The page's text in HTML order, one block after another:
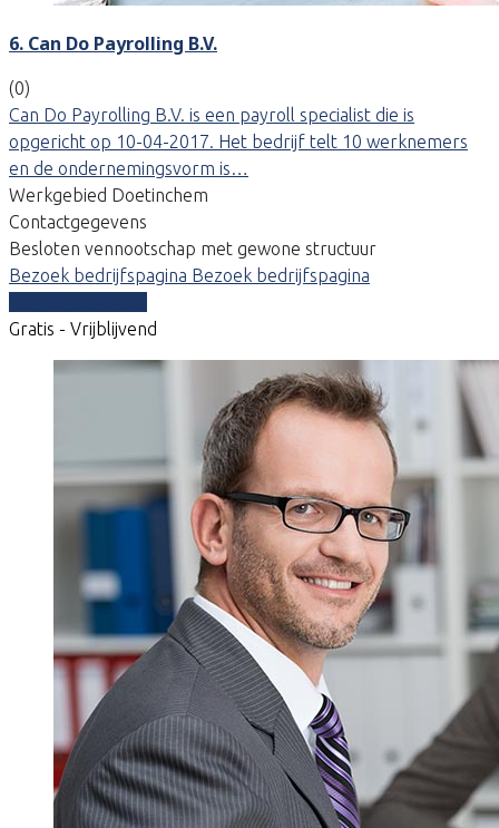
6. Can Do Payrolling B.V.
(0)
Can Do Payrolling B.V. is een payroll specialist die is
opgericht op 10-04-2017. Het bedrijf telt 10 werknemers
en de ondernemingsvorm is…
Werkgebied Doetinchem
Contactgegevens
Besloten vennootschap met gewone structuur
Bezoek bedrijfspagina Bezoek bedrijfspagina
Gratis - Vrijblijvend